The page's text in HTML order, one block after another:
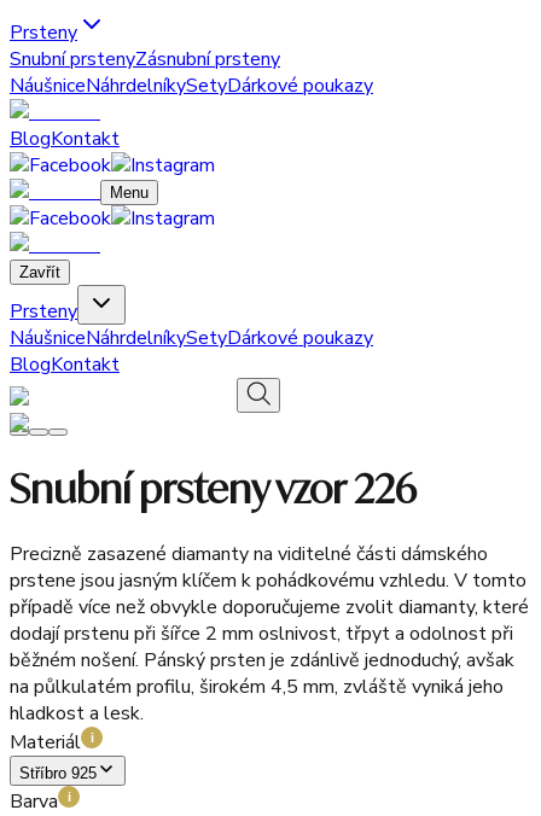
Prsteny
Snubní prstenyZásnubní prsteny
NáušniceNáhrdelníkySetyDárkové poukazy
BlogKontakt
Menu
Zavřít
Prsteny
NáušniceNáhrdelníkySetyDárkové poukazy
BlogKontakt
Snubní prsteny vzor 226
Precizně zasazené diamanty na viditelné části dámského
prstene jsou jasným klíčem k pohádkovému vzhledu. V tomto
případě více než obvykle doporučujeme zvolit diamanty, které
dodají prstenu při šířce 2 mm oslnivost, třpyt a odolnost při
běžném nošení. Pánský prsten je zdánlivě jednoduchý, avšak
na půlkulatém profilu, širokém 4,5 mm, zvláště vyniká jeho
hladkost a lesk.
Materiál
i
Stříbro 925
Barva i